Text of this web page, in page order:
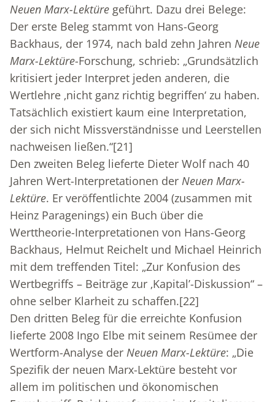
Neuen Marx-Lektüre geführt. Dazu drei Belege:
Der erste Beleg stammt von Hans-Georg
Backhaus, der 1974, nach bald zehn Jahren Neue
Marx-Lektüre-Forschung, schrieb: „Grundsätzlich
kritisiert jeder Interpret jeden anderen, die
Wertlehre ‚nicht ganz richtig begriffen‘ zu haben.
Tatsächlich existiert kaum eine Interpretation,
der sich nicht Missverständnisse und Leerstellen
nachweisen ließen.“[21]
Den zweiten Beleg lieferte Dieter Wolf nach 40
Jahren Wert-Interpretationen der Neuen Marx-
Lektüre. Er veröffentlichte 2004 (zusammen mit
Heinz Paragenings) ein Buch über die
Werttheorie-Interpretationen von Hans-Georg
Backhaus, Helmut Reichelt und Michael Heinrich
mit dem treffenden Titel: „Zur Konfusion des
Wertbegriffs – Beiträge zur ‚Kapital’-Diskussion“ –
ohne selber Klarheit zu schaffen.[22]
Den dritten Beleg für die erreichte Konfusion
lieferte 2008 Ingo Elbe mit seinem Resümee der
Wertform-Analyse der Neuen Marx-Lektüre: „Die
Spezifik der neuen Marx-Lektüre besteht vor
allem im politischen und ökonomischen